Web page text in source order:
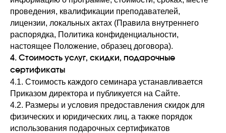
проведения, квалификации преподавателей,
лицензии, локальных актах (Правила внутреннего
распорядка, Политика конфиденциальности,
настоящее Положение, образец договора).
4. Стоимость услуг, скидки, подарочные
сертификаты
4.1. Стоимость каждого семинара устанавливается
Приказом директора и публикуется на Сайте.
4.2. Размеры и условия предоставления скидок для
физических и юридических лиц, а также порядок
использования подарочных сертификатов